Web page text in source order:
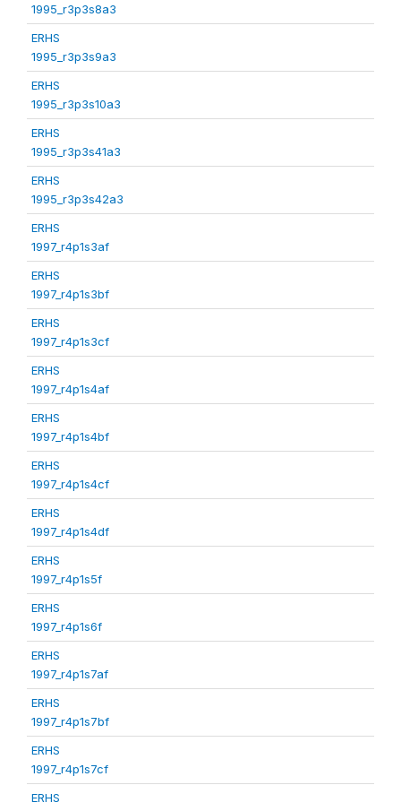
1995_r3p3s8a3
ERHS
1995_r3p3s9a3
ERHS
1995_r3p3s10a3
ERHS
1995_r3p3s41a3
ERHS
1995_r3p3s42a3
ERHS
1997_r4p1s3af
ERHS
1997_r4p1s3bf
ERHS
1997_r4p1s3cf
ERHS
1997_r4p1s4af
ERHS
1997_r4p1s4bf
ERHS
1997_r4p1s4cf
ERHS
1997_r4p1s4df
ERHS
1997_r4p1s5f
ERHS
1997_r4p1s6f
ERHS
1997_r4p1s7af
ERHS
1997_r4p1s7bf
ERHS
1997_r4p1s7cf
ERHS